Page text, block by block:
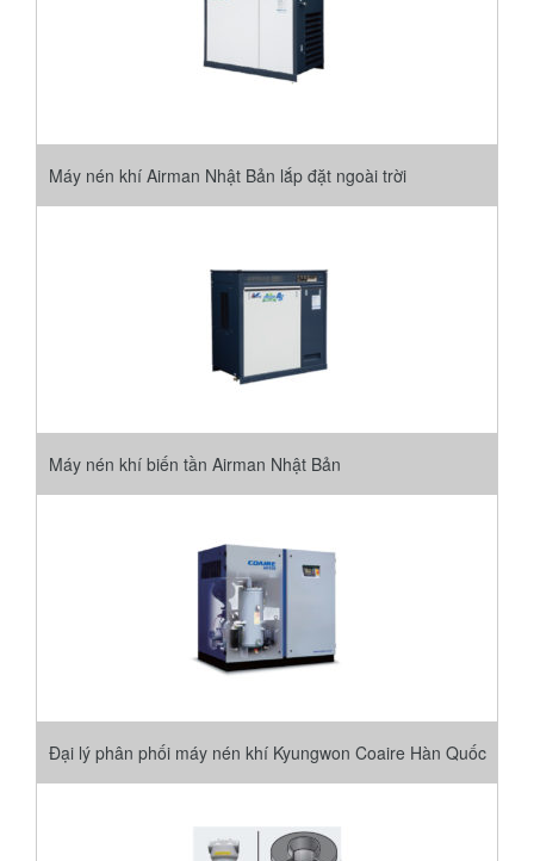
Máy nén khí Airman Nhật Bản lắp đặt ngoài trời
Máy nén khí biến tần Airman Nhật Bản
Đại lý phân phối máy nén khí Kyungwon Coaire Hàn Quốc